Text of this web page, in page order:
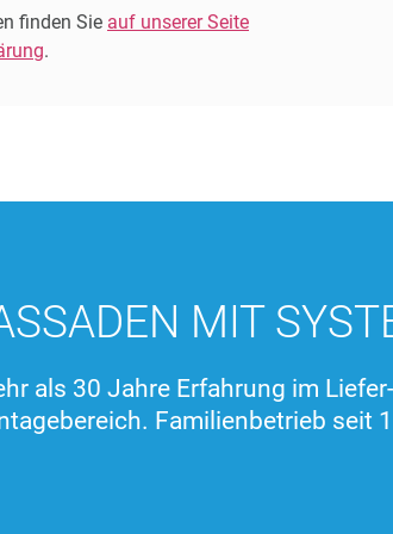
finden Sie auf unserer Seite
.
MIT
als 30 Jahre Erfahrung im
Familienbetrieb seit